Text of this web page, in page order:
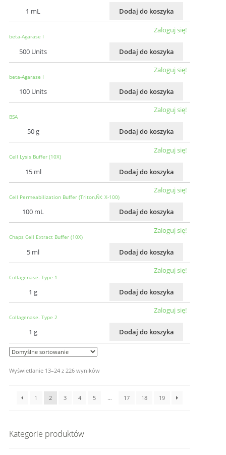
1 mL Dodaj do koszyka
beta-Agarase I
500 Units
Zaloguj się!
Dodaj do koszyka
beta-Agarase I
100 Units
Zaloguj się!
Dodaj do koszyka
BSA
50 g
Zaloguj się!
Dodaj do koszyka
Cell Lysis Buffer (10X)
15 ml
Zaloguj się!
Dodaj do koszyka
Cell Permeabilization Buffer (Triton‚Ñ¢ X-100)
100 mL
Zaloguj się!
Dodaj do koszyka
Chaps Cell Extract Buffer (10X)
5 ml
Zaloguj się!
Dodaj do koszyka
Collagenase. Type 1
1 g
Zaloguj się!
Dodaj do koszyka
Collagenase. Type 2
1 g
Zaloguj się!
Dodaj do koszyka
Wyświetlanie 13–24 z 226 wyników
1 2 3 4 5 … 17 18 19
Kategorie produktów